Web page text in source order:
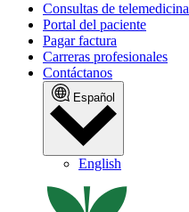
Consultas de telemedicina
Portal del paciente
Pagar factura
Carreras profesionales
Contáctanos
Español
English